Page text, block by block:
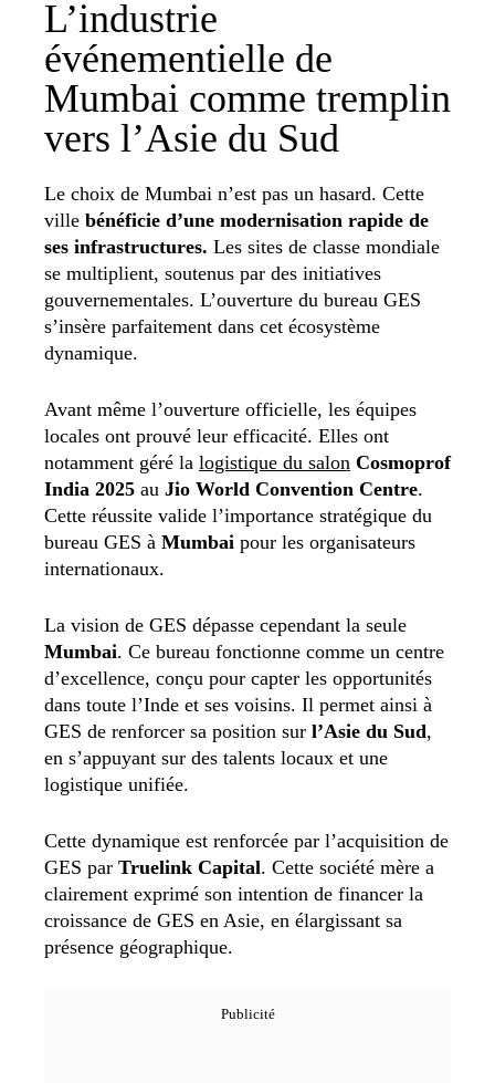
L’industrie
événementielle de
Mumbai comme tremplin
vers l’Asie du Sud
Le choix de Mumbai n’est pas un hasard. Cette
ville bénéficie d’une modernisation rapide de
ses infrastructures. Les sites de classe mondiale
se multiplient, soutenus par des initiatives
gouvernementales. L’ouverture du bureau GES
s’insère parfaitement dans cet écosystème
dynamique.
Avant même l’ouverture officielle, les équipes
locales ont prouvé leur efficacité. Elles ont
notamment géré la logistique du salon Cosmoprof
India 2025 au Jio World Convention Centre.
Cette réussite valide l’importance stratégique du
bureau GES à Mumbai pour les organisateurs
internationaux.
La vision de GES dépasse cependant la seule
Mumbai. Ce bureau fonctionne comme un centre
d’excellence, conçu pour capter les opportunités
dans toute l’Inde et ses voisins. Il permet ainsi à
GES de renforcer sa position sur l’Asie du Sud,
en s’appuyant sur des talents locaux et une
logistique unifiée.
Cette dynamique est renforcée par l’acquisition de
GES par Truelink Capital. Cette société mère a
clairement exprimé son intention de financer la
croissance de GES en Asie, en élargissant sa
présence géographique.